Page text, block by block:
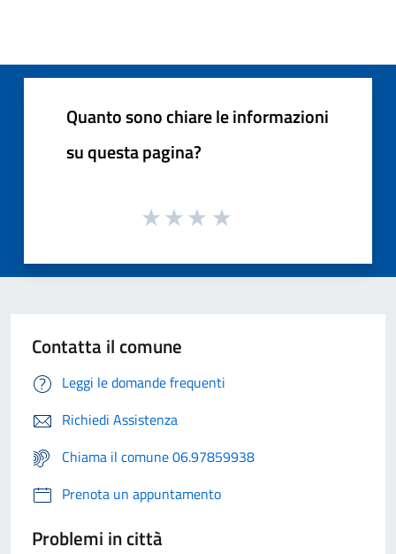
Quanto sono chiare le informazioni
su questa pagina?
Contatta il comune
Leggi le domande frequenti
Richiedi Assistenza
Chiama il comune 06.97859938
Prenota un appuntamento
Problemi in città